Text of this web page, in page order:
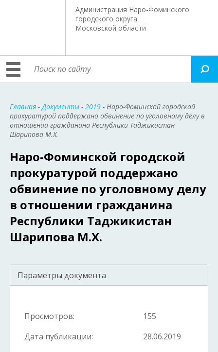
Администрация Наро-Фоминского
городского округа
Московской области
Главная -Документы - 2019 - Наро-Фоминской городской
прокуратурой поддержано обвинение по уголовному делу в
отношении гражданина Республики Таджикистан
Шарипова М.Х.
Наро-Фоминской городской
прокуратурой поддержано
обвинение по уголовному делу
в отношении гражданина
Республики Таджикистан
Шарипова М.Х.
Параметры документа
Просмотров:
155
Дата публикации:
28.06.2019